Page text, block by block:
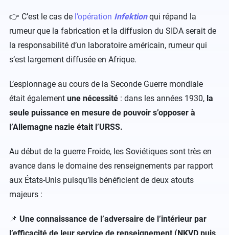
👉 C’est le cas de l’opération Infektionqui répand la
rumeur que la fabrication et la diffusion du SIDA serait de
la responsabilité d’un laboratoire américain, rumeur qui
s’est largement diffusée en Afrique.
L’espionnage au cours de la Seconde Guerre mondiale
était également une nécessité : dans les années 1930, la
seule puissance en mesure de pouvoir s’opposer à
l’Allemagne nazie était l’URSS.
Au début de la guerre Froide, les Soviétiques sont très en
avance dans le domaine des renseignements par rapport
aux États-Unis puisqu’ils bénéficient de deux atouts
majeurs :
📌 Une connaissance de l’adversaire de l’intérieur par